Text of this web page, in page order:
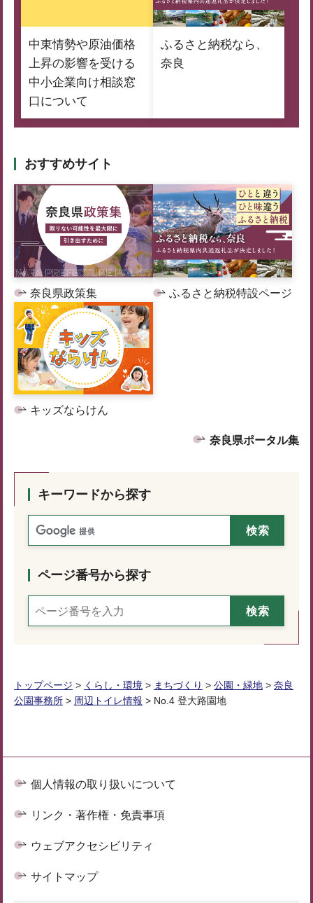
中東情勢や原油価格
上昇の影響を受ける
中小企業向け相談窓
口について
ふるさと納税なら、
奈良
おすすめサイト
奈良県政策集 ふるさと納税特設ページ
キッズならけん
奈良県ポータル集
キーワードから探す
ページ番号から探す
トップページ > くらし・環境 > まちづくり > 公園・緑地 > 奈良
公園事務所 > 周辺トイレ情報 > No.4 登大路園地
個人情報の取り扱いについて
リンク・著作権・免責事項
ウェブアクセシビリティ
サイトマップ